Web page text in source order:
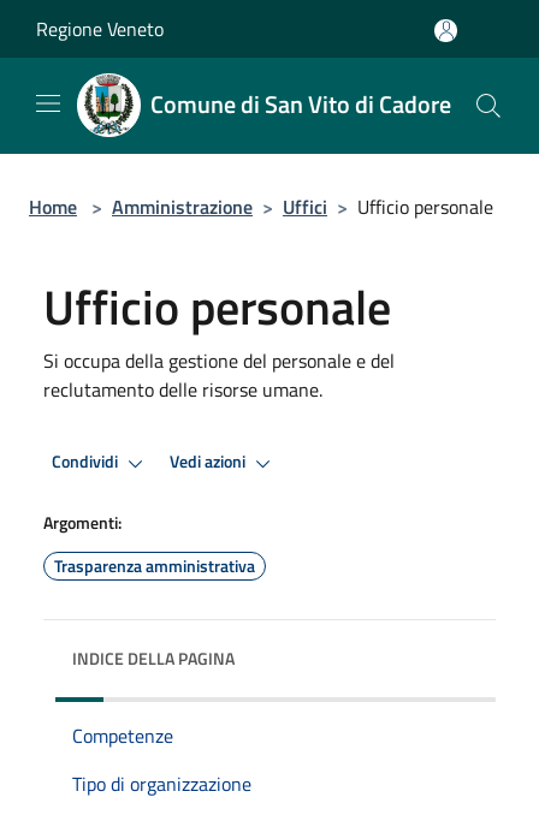
Regione Veneto
Comune di San Vito di Cadore
Home > Amministrazione > Uffici > Ufficio personale
Ufficio personale
Si occupa della gestione del personale e del
reclutamento delle risorse umane.
Condividi Vedi azioni
Argomenti:
Trasparenza amministrativa
INDICE DELLA PAGINA
Competenze
Tipo di organizzazione